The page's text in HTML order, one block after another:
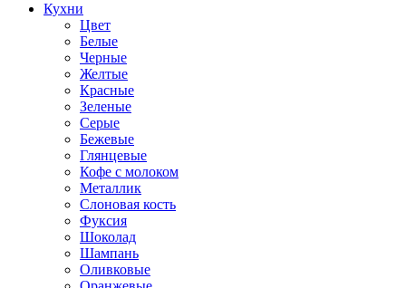
Кухни
Цвет
Белые
Черные
Желтые
Красные
Зеленые
Серые
Бежевые
Глянцевые
Кофе с молоком
Металлик
Слоновая кость
Фуксия
Шоколад
Шампань
Оливковые